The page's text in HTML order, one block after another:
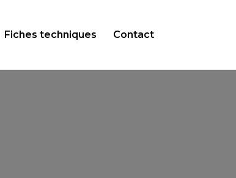
Fiches techniques Contact